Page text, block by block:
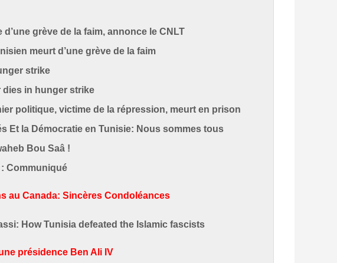
grève de la faim, annonce le CNLT
meurt d’une grève de la faim
strike
dies in hunger strike
politique, victime de la répression, meurt en prison
Et la Démocratie en Tunisie: Nous sommes tous
Bou Saâ !
Communiqué
au Canada: Sincères Condoléances
How Tunisia defeated the Islamic fascists
présidence Ben Ali IV